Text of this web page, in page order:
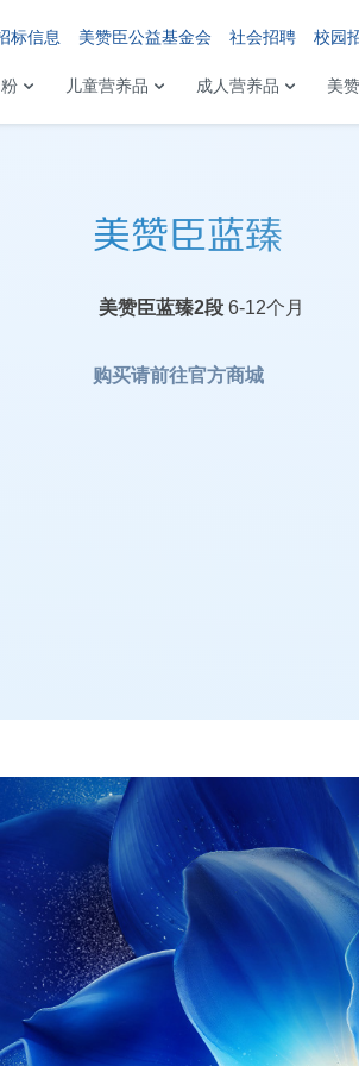
儿童营养品 成人营养品 美
标信息 美赞臣公益基金会 社会招聘 校园
美赞臣蓝臻
美赞臣蓝臻2段 6-12个月
购买请前往官方商城